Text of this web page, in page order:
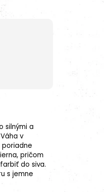
silnými a
v
poriadne
pričom
do siva.
s jemne